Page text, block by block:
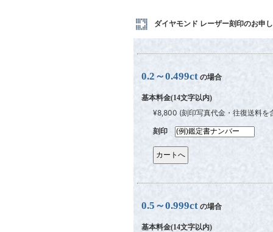
ダイヤモンド レーザー刻印のお申
0.2～0.499ct の場合
基本料金(14文字以内)
¥8,800 (刻印写真代金・往復送料を
刻印
0.5～0.999ct の場合
基本料金(14文字以内)